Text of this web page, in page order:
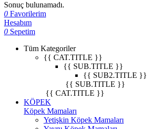
Sonuç bulunamadı.
0 Favorilerim
Hesabım
0 Sepetim
Tüm Kategoriler
{{ CAT.TITLE }}
{{ SUB.TITLE }}
{{ SUB2.TITLE }}
{{ SUB.TITLE }}
{{ CAT.TITLE }}
KÖPEK
Köpek Mamaları
Yetişkin Köpek Mamaları